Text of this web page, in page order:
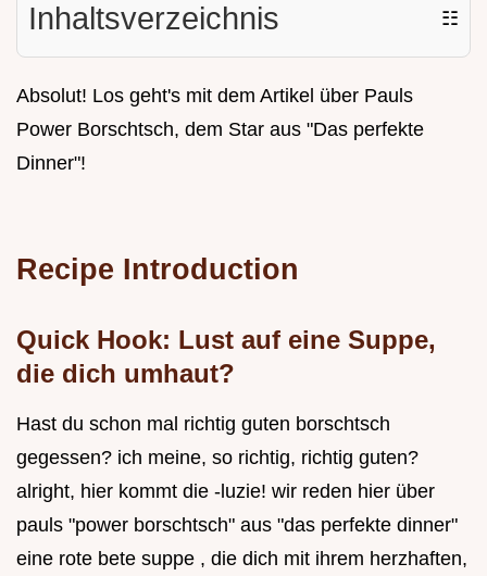
Inhaltsverzeichnis ☷
Absolut! Los geht's mit dem Artikel über Pauls
Power Borschtsch, dem Star aus "Das perfekte
Dinner"!
Recipe Introduction
Quick Hook: Lust auf eine Suppe,
die dich umhaut?
Hast du schon mal richtig guten borschtsch
gegessen? ich meine, so richtig, richtig guten?
alright, hier kommt die -luzie! wir reden hier über
pauls "power borschtsch" aus "das perfekte dinner"
eine rote bete suppe , die dich mit ihrem herzhaften,